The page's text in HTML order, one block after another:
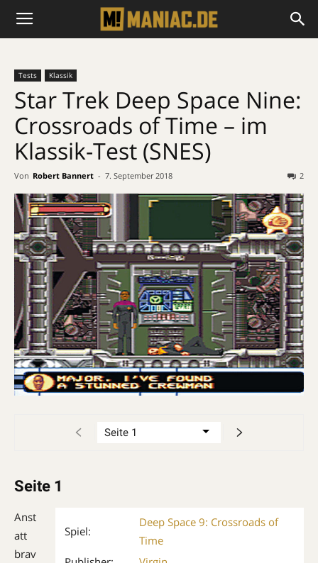
Tests Klassik
Star Trek Deep Space Nine:
Crossroads of Time – im
Klassik-Test (SNES)
Von Robert Bannert - 7. September 2018 2
Seite 1
Spiel:
Deep Space 9: Crossroads of
Time
Anst
att
brav